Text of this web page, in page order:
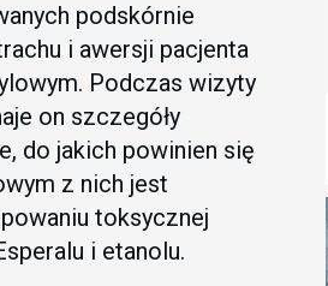
podskórnie
i awersji pacjenta
Podczas wizyty
on szczegóły
do jakich powinien się
z nich jest
toksycznej
i etanolu.